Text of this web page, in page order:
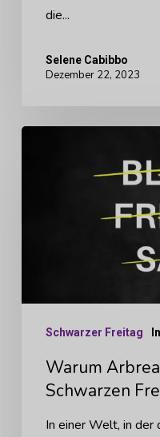
die...
Selene Cabibbo
Dezember 22, 2023
Schwarzer Freitag
Warum
Schwarzen
In einer Welt, in der